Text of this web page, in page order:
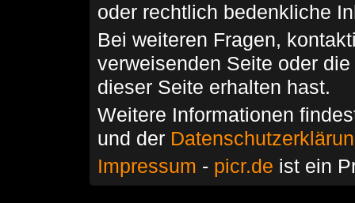
oder rechtlich bedenkliche
Bei weiteren Fragen,
verweisenden Seite oder
dieser Seite erhalten hast.
Weitere Informationen
und der
Impressum - picr.de ist ein